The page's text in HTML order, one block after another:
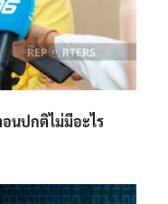
นปกติ​ไม่มีอะไร